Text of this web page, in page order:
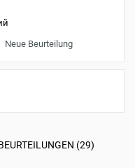
Neue Beurteilung
(29)